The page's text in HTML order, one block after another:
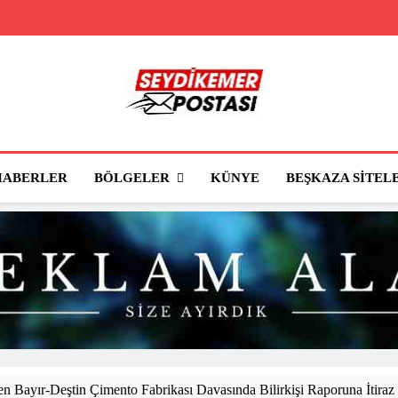
Seydikemer
BÖLGELER KÜNYE BEŞKAZA
Bayır-Deştin Çimento Fabrikası Davasında Bilirkişi Raporuna İtiraz